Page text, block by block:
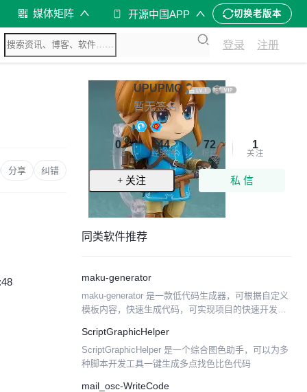
媒体矩阵 开源中国APP 切换老版本
登录 注册
分享 纠错
UPUPMO
暂无签名
0
文章
44
经验值
72
粉丝
1
关注
+ 关注 私 信
同类软件推荐
maku-generator
maku-generator 是一款低代码生成器，可根据自定义
模板内容，快速生成代码，可实现项目的快速开发、
逻辑即可。 开发文档：https://maku...
ScriptGraphicHelper
ScriptGraphicHelper 是一个综合图色助手，可以为多
种脚本开发工具一键生成多点找色比色代码
mail_osc-WriteCode